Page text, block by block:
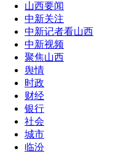
山西要闻
中新关注
中新记者看山西
中新视频
聚焦山西
舆情
时政
财经
银行
社会
城市
临汾